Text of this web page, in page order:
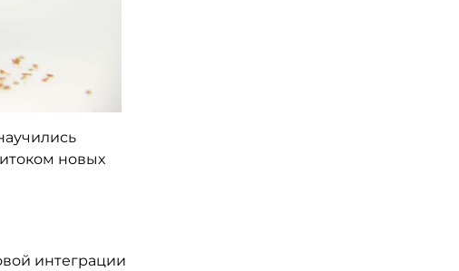
новых
интеграции